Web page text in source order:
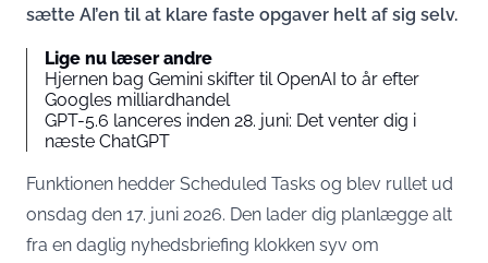
sætte AI’en til at klare faste opgaver helt af sig selv.
Lige nu læser andre
Hjernen bag Gemini skifter til OpenAI to år efter
Googles milliardhandel
GPT-5.6 lanceres inden 28. juni: Det venter dig i
næste ChatGPT
Funktionen hedder Scheduled Tasks og blev rullet ud
onsdag den 17. juni 2026. Den lader dig planlægge alt
fra en daglig nyhedsbriefing klokken syv om